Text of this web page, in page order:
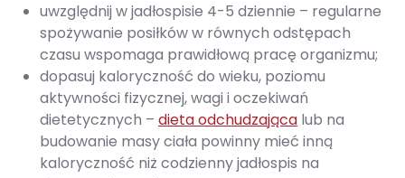
uwzględnij w jadłospisie 4-5 dziennie – regularne
spożywanie posiłków w równych odstępach
czasu wspomaga prawidłową pracę organizmu;
dopasuj kaloryczność do wieku, poziomu
aktywności fizycznej, wagi i oczekiwań
dietetycznych – dieta odchudzająca lub na
budowanie masy ciała powinny mieć inną
kaloryczność niż codzienny jadłospis na